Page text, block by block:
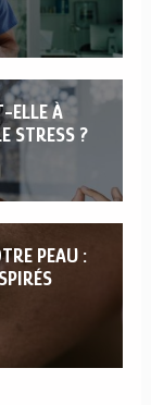
ELLE À
STRESS ?
PEAU :